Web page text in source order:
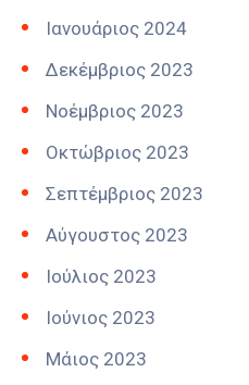
Ιανουάριος 2024
Δεκέμβριος 2023
Νοέμβριος 2023
Οκτώβριος 2023
Σεπτέμβριος 2023
Αύγουστος 2023
Ιούλιος 2023
Ιούνιος 2023
Μάιος 2023